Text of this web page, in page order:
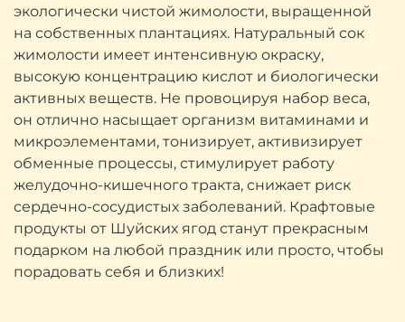
экологически чистой жимолости, выращенной
на собственных плантациях. Натуральный сок
жимолости имеет интенсивную окраску,
высокую концентрацию кислот и биологически
активных веществ. Не провоцируя набор веса,
он отлично насыщает организм витаминами и
микроэлементами, тонизирует, активизирует
обменные процессы, стимулирует работу
желудочно-кишечного тракта, снижает риск
сердечно-сосудистых заболеваний. Крафтовые
продукты от Шуйских ягод станут прекрасным
подарком на любой праздник или просто, чтобы
порадовать себя и близких!